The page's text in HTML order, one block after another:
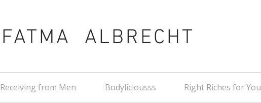
FATMA ALBRECHT
Receiving from Men Bodyliciousss Right Riches for You